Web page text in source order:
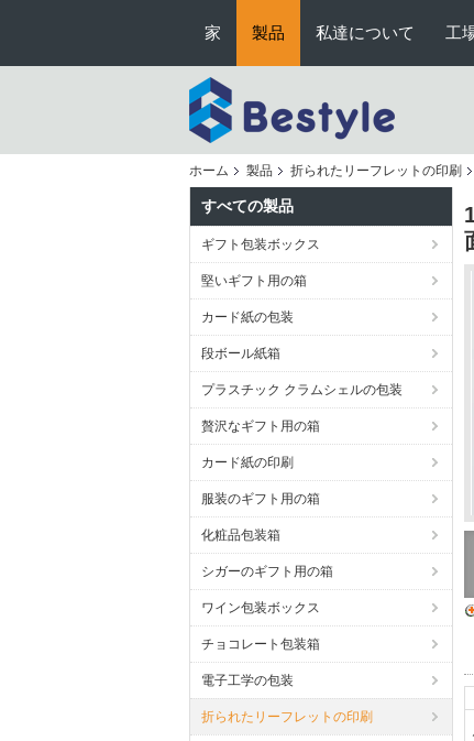
家 製品 私達について 工
ホーム 製品 折られたリーフレットの印刷
すべての製品
ギフト包装ボックス
堅いギフト用の箱
カード紙の包装
段ボール紙箱
プラスチック クラムシェルの包装
贅沢なギフト用の箱
カード紙の印刷
服装のギフト用の箱
化粧品包装箱
シガーのギフト用の箱
ワイン包装ボックス
チョコレート包装箱
電子工学の包装
折られたリーフレットの印刷